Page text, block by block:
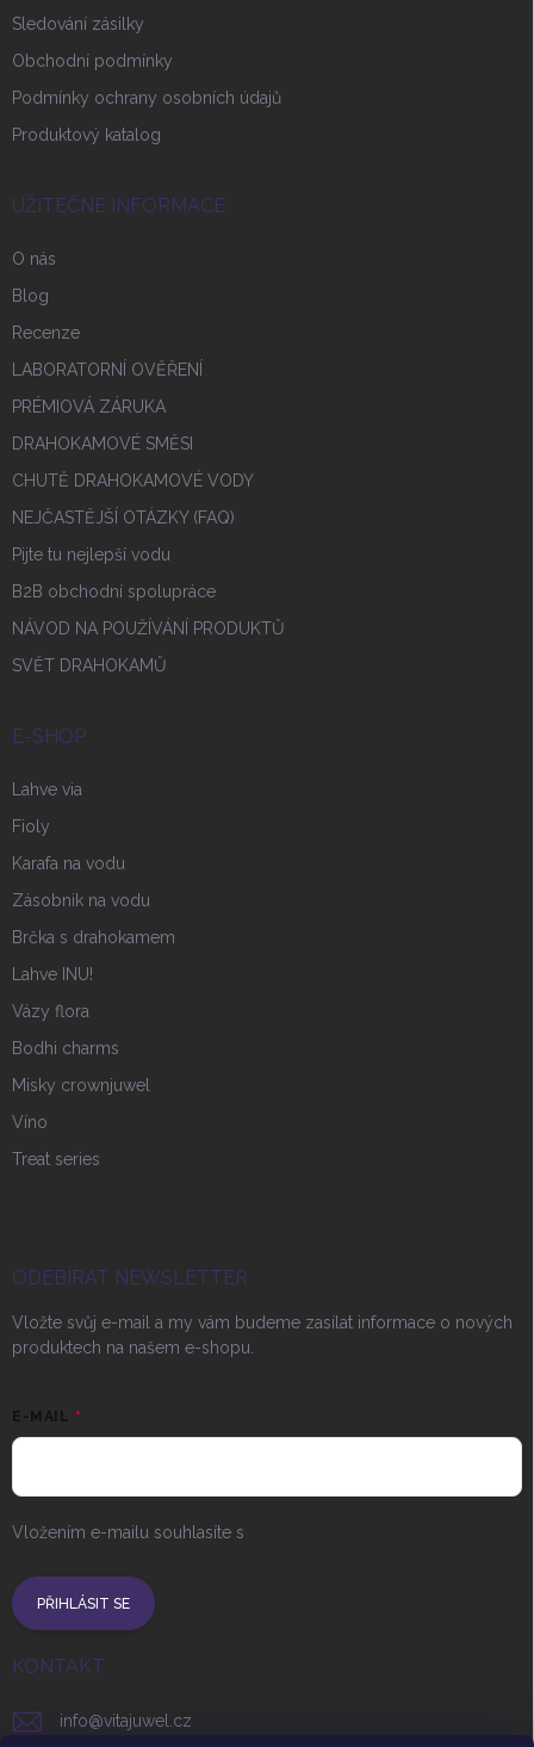
Sledování zásilky
Obchodní podmínky
Podmínky ochrany osobních údajů
Produktový katalog
UŽITEČNÉ INFORMACE
O nás
Blog
Recenze
LABORATORNÍ OVĚŘENÍ
PRÉMIOVÁ ZÁRUKA
DRAHOKAMOVÉ SMĚSI
CHUTĚ DRAHOKAMOVÉ VODY
NEJČASTĚJŠÍ OTÁZKY (FAQ)
Pijte tu nejlepší vodu
B2B obchodní spolupráce
NÁVOD NA POUŽÍVÁNÍ PRODUKTŮ
SVĚT DRAHOKAMŮ
E-SHOP
Lahve via
Fioly
Karafa na vodu
Zásobnik na vodu
Brčka s drahokamem
Lahve INU!
Vázy flora
Bodhi charms
Misky crownjuwel
Víno
Treat series
ODEBÍRAT NEWSLETTER
Vložte svůj e-mail a my vám budeme zasílat informace o nových
produktech na našem e-shopu.
E-MAIL
Vložením e-mailu souhlasíte s
PŘIHLÁSIT SE
KONTAKT
info@vitajuwel.cz